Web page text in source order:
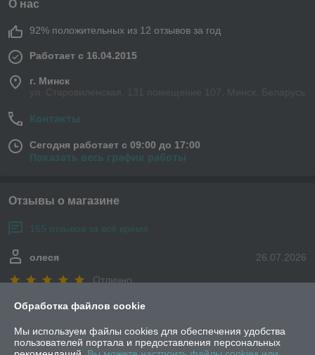
О нас
92% положительных из 12 отзывов за год
Работает с 16.04.2015
г. Минск
Контакты
Сегодня работает с 09:00 до 17:00
Показать весь график работы
Отзывы о магазине
165 отзывов за всё время
26.07.2026
олеся
Отлично
Отлично
Обработка файлов cookie
Мы используем файлы cookies для обеспечения удобства
пользователей портала и предоставления персональных